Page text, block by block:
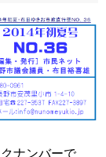
ナンバーで